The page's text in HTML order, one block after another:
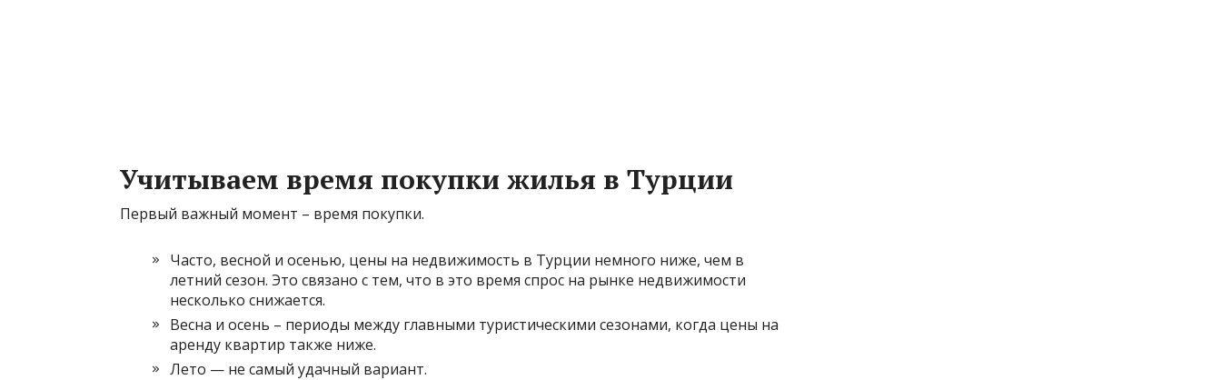
Учитываем время покупки жилья в Турции
Первый важный момент – время покупки.
Часто, весной и осенью, цены на недвижимость в Турции немного ниже, чем в
летний сезон. Это связано с тем, что в это время спрос на рынке недвижимости
несколько снижается.
Весна и осень – периоды между главными туристическими сезонами, когда цены на
аренду квартир также ниже.
Лето — не самый удачный вариант.